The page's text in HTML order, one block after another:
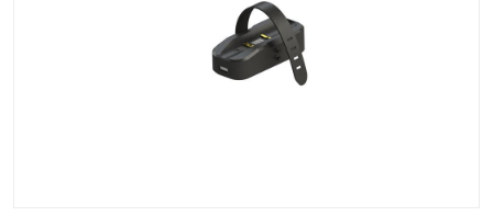
人机交互实验室
车俩与驾驶模拟